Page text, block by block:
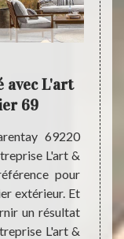
avec L'art
69
69220
L'art &
pour
extérieur. Et
un résultat
L'art &
Les
font
;
une
tant